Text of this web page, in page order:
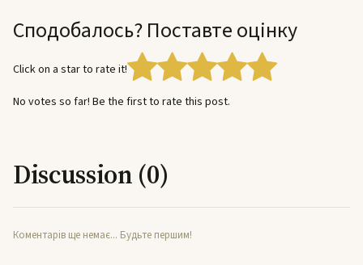
Сподобалось? Поставте оцінку
Click on a star to rate it!
No votes so far! Be the first to rate this post.
Discussion (0)
Коментарів ще немає... Будьте першим!